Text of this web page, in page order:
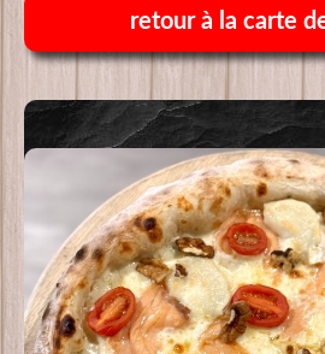
retour à la carte